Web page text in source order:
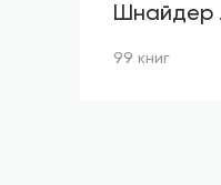
Шнайдер
99 книг